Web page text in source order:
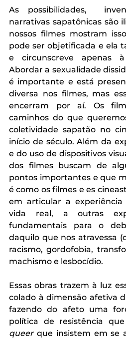
As possibilidades,
narrativas sapatônicas são
nossos filmes mostram
pode ser objetificada e ela
e circunscreve apenas à
Abordar a sexualidade
é importante e está
diversa nos filmes, mas
encerram por aí. Os
caminhos do que
coletividade sapatão no
início de século. Além da
e do uso de dispositivos
dos filmes buscam de
pontos importantes e que
é como os filmes e es
em articular a
vida real, a outras
fundamentais para o
daquilo que nos atravessa
racismo, gordofobia,
machismo e lesbocídio.
Essas obras trazem à luz
colado à dimensão afetiva
fazendo do afeto uma
queer que insistem em se